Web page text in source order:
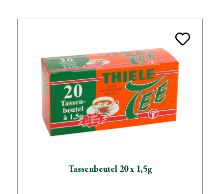
Tassenbeutel 20 x 1,5g